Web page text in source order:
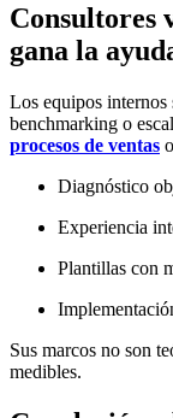
Consultores
gana la
Los equipos internos
benchmarking o
procesos de ventas
Diagnóstico
Experiencia
Plantillas con
Sus marcos no son
medibles.